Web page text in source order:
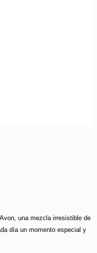
una mezcla irresistible de
día un momento especial y